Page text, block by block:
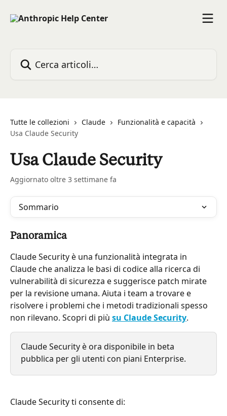
Tutte le collezioni Claude
Funzionalità e capacità
Usa Claude Security
Usa Claude Security
Aggiornato oltre 3 settimane fa
Sommario
Panoramica
Claude Security è una funzionalità integrata in
Claude che analizza le basi di codice alla ricerca di
vulnerabilità di sicurezza e suggerisce patch mirate
per la revisione umana. Aiuta i team a trovare e
risolvere i problemi che i metodi tradizionali spesso
non rilevano. Scopri di più su Claude Security.
Claude Security è ora disponibile in beta
pubblica per gli utenti con piani Enterprise.
Claude Security ti consente di: